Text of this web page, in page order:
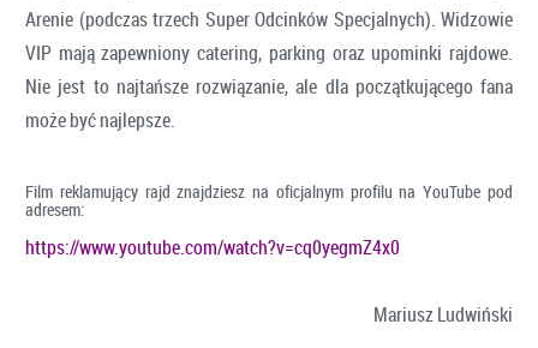
Arenie (podczas trzech Super Odcinków Specjalnych). Widzowie
VIP mają zapewniony catering, parking oraz upominki rajdowe.
Nie jest to najtańsze rozwiązanie, ale dla początkującego fana
może być najlepsze.
Film reklamujący rajd znajdziesz na oficjalnym profilu na YouTube pod
adresem:
https://www.youtube.com/watch?v=cq0yegmZ4x0
Mariusz Ludwiński